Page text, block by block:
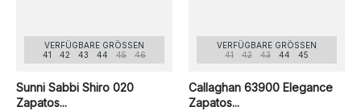
VERFÜGBARE GRÖSSEN
41
42 43 44 45 46
Sunni Sabbi Shiro 020
Zapatos...
VERFÜGBARE GRÖSSEN
41
42 43 44 45
Callaghan 63900 Elegance
Zapatos...